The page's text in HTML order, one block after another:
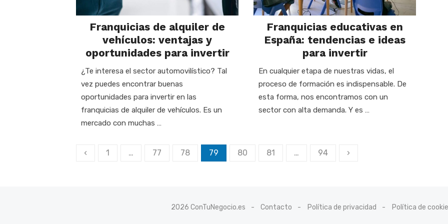
Franquicias de alquiler de
vehículos: ventajas y
oportunidades para invertir
¿Te interesa el sector automovilístico? Tal
vez puedes encontrar buenas
oportunidades para invertir en las
franquicias de alquiler de vehículos. Es un
mercado con muchas …
Franquicias educativas en
España: tendencias e ideas
para invertir
En cualquier etapa de nuestras vidas, el
proceso de formación es indispensable. De
esta forma, nos encontramos con un
sector con alta demanda. Y es …
Paginación
‹ 1 … 77 78 79 80 81 … 94 ›
2026 ConTuNegocio.es Contacto Política de privacidad Política de